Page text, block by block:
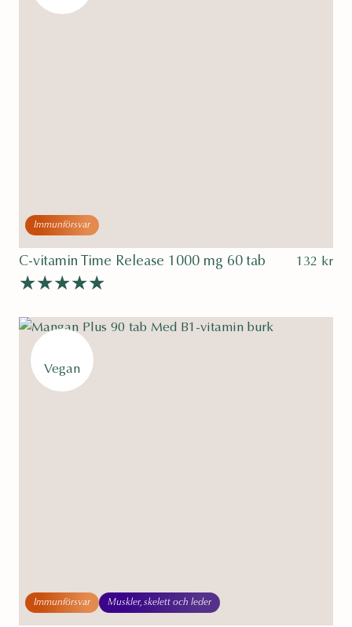
Immunförsvar
C-vitamin Time Release 1000 mg 60 tab
Betygsatt
4.85av 5
132 kr
Immunförsvar Muskler, skelett och leder
Vegan